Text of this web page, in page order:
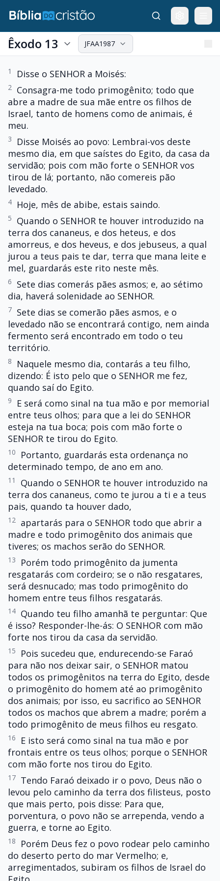
Êxodo 13 JFAA1987
1 Disse o SENHOR a Moisés:
2
Consagra-me todo primogênito; todo que
abre a madre de sua mãe entre os filhos de
Israel, tanto de homens como de animais, é
meu.
3
Disse Moisés ao povo: Lembrai-vos deste
mesmo dia, em que saístes do Egito, da casa da
servidão; pois com mão forte o SENHOR vos
tirou de lá; portanto, não comereis pão
levedado.
4 Hoje, mês de abibe, estais saindo.
5
Quando o SENHOR te houver introduzido na
terra dos cananeus, e dos heteus, e dos
amorreus, e dos heveus, e dos jebuseus, a qual
jurou a teus pais te dar, terra que mana leite e
mel, guardarás este rito neste mês.
6
Sete dias comerás pães asmos; e, ao sétimo
dia, haverá solenidade ao SENHOR.
7 Sete dias se comerão pães asmos, e o
levedado não se encontrará contigo, nem ainda
fermento será encontrado em todo o teu
território.
8
Naquele mesmo dia, contarás a teu filho,
dizendo: É isto pelo que o SENHOR me fez,
quando saí do Egito.
9
E será como sinal na tua mão e por memorial
entre teus olhos; para que a lei do SENHOR
esteja na tua boca; pois com mão forte o
SENHOR te tirou do Egito.
10
Portanto, guardarás esta ordenança no
determinado tempo, de ano em ano.
11
Quando o SENHOR te houver introduzido na
terra dos cananeus, como te jurou a ti e a teus
pais, quando ta houver dado,
12
apartarás para o SENHOR todo que abrir a
madre e todo primogênito dos animais que
tiveres; os machos serão do SENHOR.
13
Porém todo primogênito da jumenta
resgatarás com cordeiro; se o não resgatares,
será desnucado; mas todo primogênito do
homem entre teus filhos resgatarás.
14 Quando teu filho amanhã te perguntar: Que
é isso? Responder-lhe-ás: O SENHOR com mão
forte nos tirou da casa da servidão.
15
Pois sucedeu que, endurecendo-se Faraó
para não nos deixar sair, o SENHOR matou
todos os primogênitos na terra do Egito, desde
o primogênito do homem até ao primogênito
dos animais; por isso, eu sacrifico ao SENHOR
todos os machos que abrem a madre; porém a
todo primogênito de meus filhos eu resgato.
16
E isto será como sinal na tua mão e por
frontais entre os teus olhos; porque o SENHOR
com mão forte nos tirou do Egito.
17 Tendo Faraó deixado ir o povo, Deus não o
levou pelo caminho da terra dos filisteus, posto
que mais perto, pois disse: Para que,
porventura, o povo não se arrependa, vendo a
guerra, e torne ao Egito.
18
Porém Deus fez o povo rodear pelo caminho
do deserto perto do mar Vermelho; e,
arregimentados, subiram os filhos de Israel do